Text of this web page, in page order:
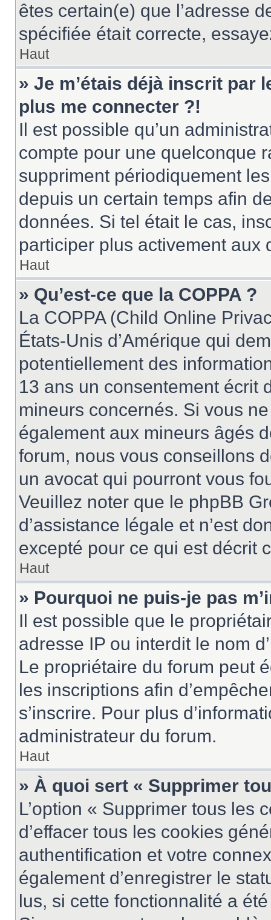
êtes certain(e) que l’adresse
spécifiée était correcte,
Haut
» Je m’étais déjà inscrit par
plus me connecter ?!
Il est possible qu’un
compte pour une quelconque
suppriment périodiquement
depuis un certain temps afin
données. Si tel était le cas,
participer plus activement aux
Haut
» Qu’est-ce que la COPPA ?
La COPPA (Child Online
États-Unis d’Amérique qui
potentiellement des
13 ans un consentement écrit
mineurs concernés. Si vous
également aux mineurs âgés
forum, nous vous conseillons
un avocat qui pourront vous
Veuillez noter que le phpBB
d’assistance légale et n’est
excepté pour ce qui est décrit
Haut
» Pourquoi ne puis-je pas
Il est possible que le
adresse IP ou interdit le nom
Le propriétaire du forum peut
les inscriptions afin
s’inscrire. Pour plus
administrateur du forum.
Haut
» À quoi sert « Supprimer
L’option « Supprimer tous les
d’effacer tous les cookies
authentification et votre
également d’enregistrer le
lus, si cette fonctionnalité a